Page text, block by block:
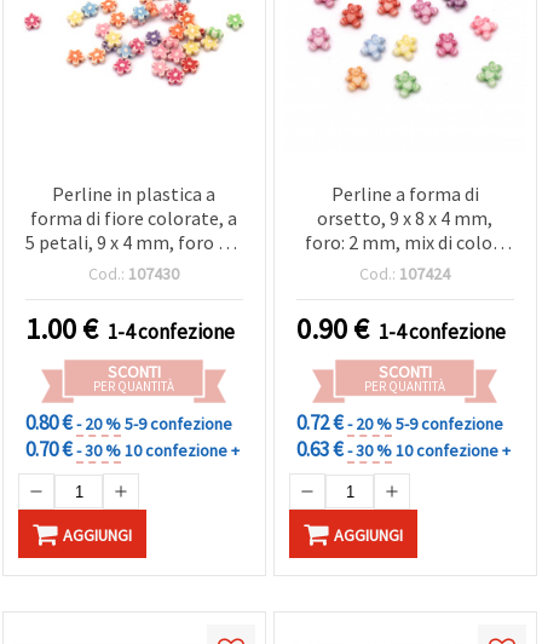
Perline in plastica a
forma di fiore colorate, a
5 petali, 9 x 4 mm, foro 1,5
mm, colori pastello
Cod.: 107430
1.00€ 1-4 confezione
SCONTI
PER QUANTITÀ
0.80 €- 20 %5-9 confezione
0.70 €- 30 %10 confezione +
AGGIUNGI
Perline a forma di
orsetto, 9 x 8 x 4 mm,
foro: 2 mm, mix di colori
sbiaditi - 50 g (~230 pz)
Cod.: 107424
0.90€ 1-4 confezione
SCONTI
PER QUANTITÀ
0.72 €- 20 %5-9 confezione
0.63 €- 30 %10 confezione +
AGGIUNGI